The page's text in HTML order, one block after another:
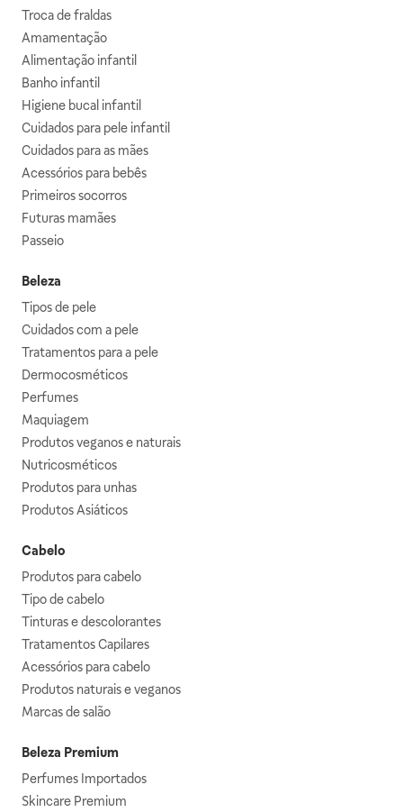
Troca de fraldas
Amamentação
Alimentação infantil
Banho infantil
Higiene bucal infantil
Cuidados para pele infantil
Cuidados para as mães
Acessórios para bebês
Primeiros socorros
Futuras mamães
Passeio
Beleza
Tipos de pele
Cuidados com a pele
Tratamentos para a pele
Dermocosméticos
Perfumes
Maquiagem
Produtos veganos e naturais
Nutricosméticos
Produtos para unhas
Produtos Asiáticos
Cabelo
Produtos para cabelo
Tipo de cabelo
Tinturas e descolorantes
Tratamentos Capilares
Acessórios para cabelo
Produtos naturais e veganos
Marcas de salão
Beleza Premium
Perfumes Importados
Skincare Premium